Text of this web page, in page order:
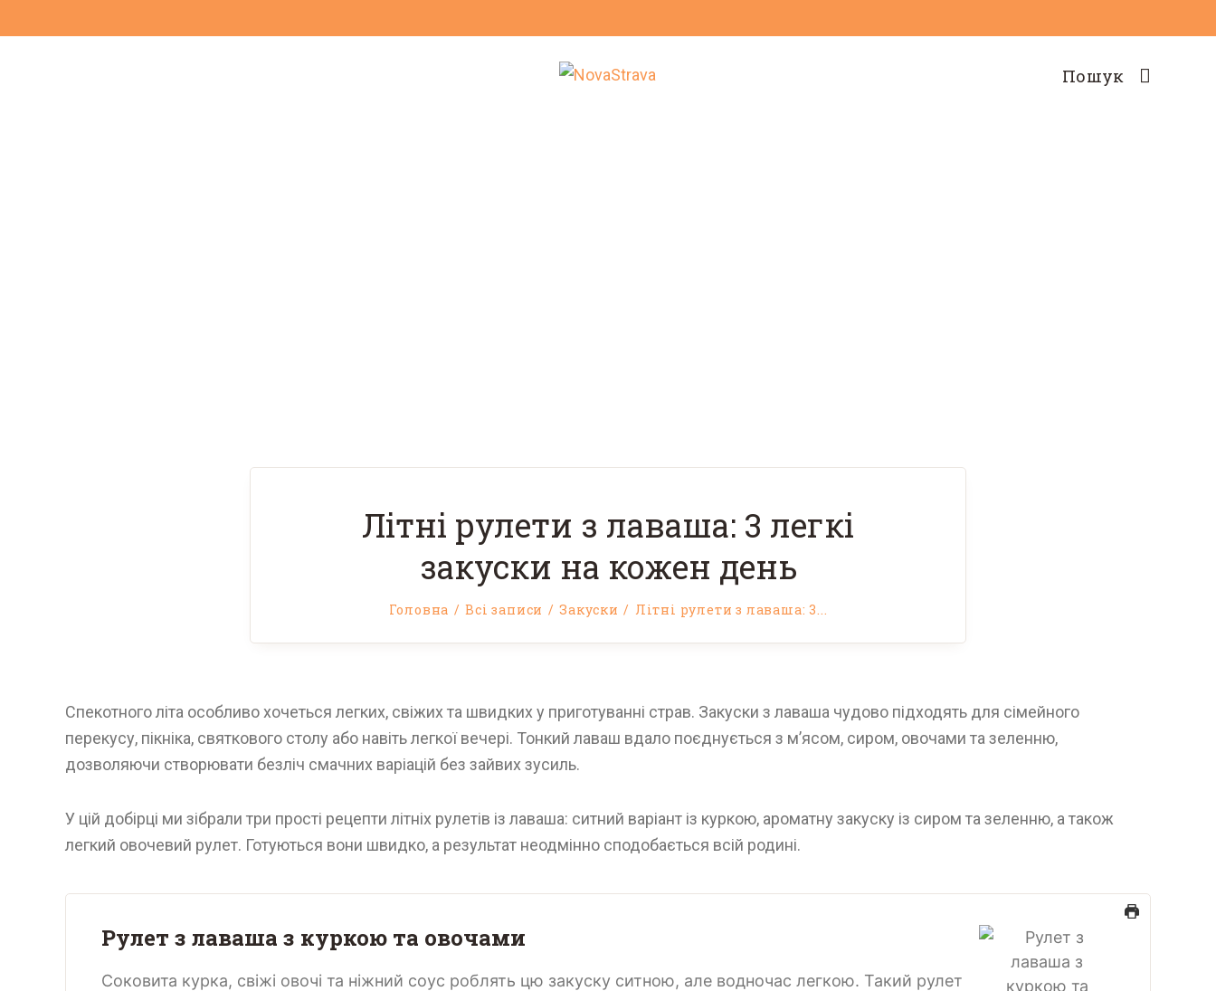
Пошук
Літні рулети з лаваша: 3 легкі
закуски на кожен день
Головна Всі записи Закуски Літні рулети з лаваша: 3...
Спекотного літа особливо хочеться легких, свіжих та швидких у приготуванні страв. Закуски з лаваша чудово підходять для сімейного
перекусу, пікніка, святкового столу або навіть легкої вечері. Тонкий лаваш вдало поєднується з м’ясом, сиром, овочами та зеленню,
дозволяючи створювати безліч смачних варіацій без зайвих зусиль.
У цій добірці ми зібрали три прості рецепти літніх рулетів із лаваша: ситний варіант із куркою, ароматну закуску із сиром та зеленню, а також
легкий овочевий рулет. Готуються вони швидко, а результат неодмінно сподобається всій родині.
Рулет з лаваша з куркою та овочами
Соковита курка, свіжі овочі та ніжний соус роблять цю закуску ситною, але водночас легкою. Такий рулет